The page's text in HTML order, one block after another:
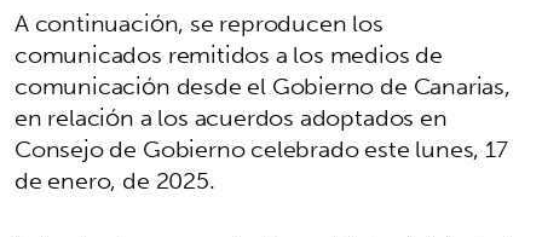
A continuación, se reproducen los
comunicados remitidos a los medios de
comunicación desde el Gobierno de Canarias,
en relación a los acuerdos adoptados en
Consejo de Gobierno celebrado este lunes, 17
de enero, de 2025.